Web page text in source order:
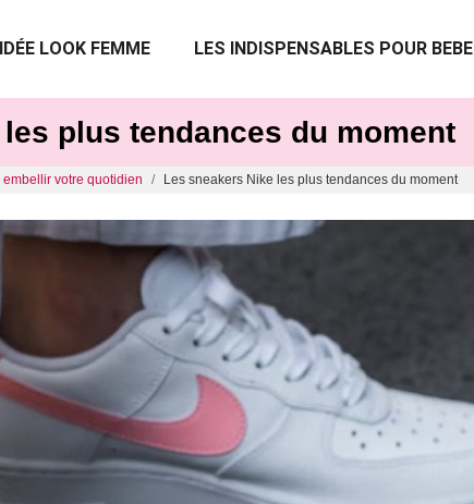
IDÉE LOOK FEMME LES INDISPENSABLES POUR BEBE
plus tendances du moment
votre quotidien Les sneakers Nike les plus tendances du moment